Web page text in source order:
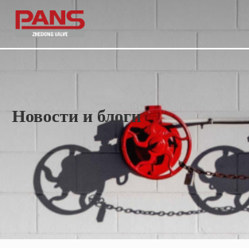
Новости и блоги